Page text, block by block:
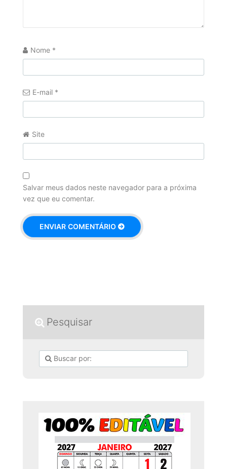
Nome *
E-mail *
Site
Salvar meus dados neste navegador para a próxima
vez que eu comentar.
Pesquisar